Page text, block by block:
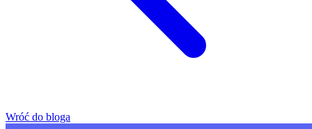
Wróć do bloga